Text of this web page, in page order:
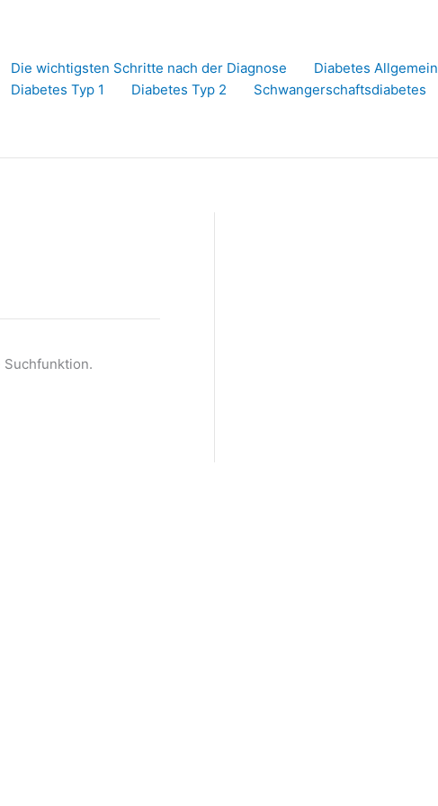
Die wichtigsten Schritte nach der Diagnose
Diabetes Allgemein
Diabetes Typ 1
Diabetes Typ 2 Schwangerschaftsdiabetes